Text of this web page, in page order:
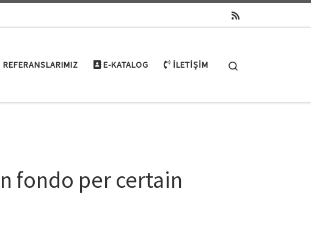
REFERANSLARIMIZ E-KATALOG İLETIŞIM
fondo per certain